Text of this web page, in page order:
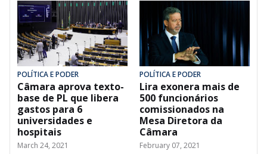
POLÍTICA E PODER
Câmara aprova texto-
base de PL que libera
gastos para 6
universidades e
hospitais
March 24, 2021
POLÍTICA E PODER
Lira exonera mais de
500 funcionários
comissionados na
Mesa Diretora da
Câmara
February 07, 2021